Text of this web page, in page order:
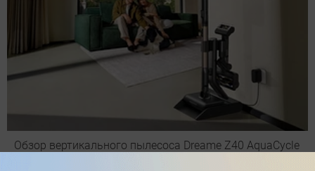
Обзор вертикального пылесоса Dreame Z40 AquaCycle